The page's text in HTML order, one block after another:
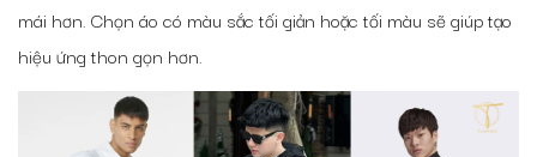
mái hơn. Chọn áo có màu sắc tối giản hoặc tối màu sẽ giúp tạo
hiệu ứng thon gọn hơn.